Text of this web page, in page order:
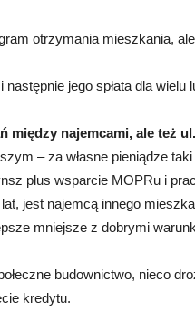
otrzymania mieszkania,
jego spłata dla
między najemcami, ale też
– za własne pieniądze
plus wsparcie MOPRu i
jest najemcą innego
mniejsze z dobrymi
budownictwo, nieco
kredytu.